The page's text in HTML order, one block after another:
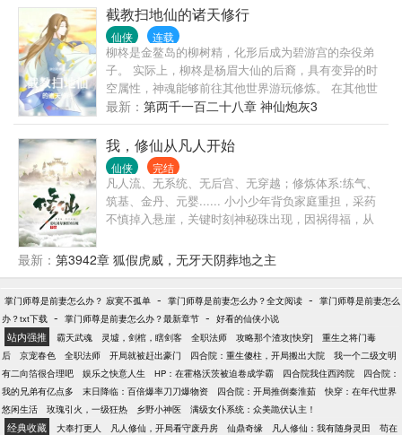
截教扫地仙的诸天修行
仙侠 连载
柳柊是金鳌岛的柳树精，化形后成为碧游宫的杂役弟
子。 实际上，柳柊是杨眉大仙的后裔，具有变异的时
空属性，神魂能够前往其他世界游玩修炼。 在其他世
界，柳柊看到了和的小说电视。 知晓自己所在的世界
的真相后，柳柊开始暗搓搓地搞事了……
最新： 第两千一百二十八章 神仙炮灰3
我，修仙从凡人开始
仙侠 完结
凡人流、无系统、无后宫、无穿越；修炼体系:练气、
筑基、金丹、元婴...... 小小少年背负家庭重担，采药
不慎掉入悬崖，关键时刻神秘珠出现，因祸得福，从
在。
最新： 第3942章 狐假虎威，无牙天阴葬地之主
掌门师尊是前妻怎么办？ 寂寞不孤单 - 掌门师尊是前妻怎么办？全文阅读 - 掌门师尊是前妻怎么
办？txt下载 - 掌门师尊是前妻怎么办？最新章节 - 好看的仙侠小说
站内强推 霸天武魂 灵墟，剑棺，瞎剑客 全职法师 攻略那个渣攻[快穿]
重生之将门毒
后
京宠春色 全职法师 开局就被赶出豪门 四合院：重生傻柱，开局搬出大院
我一个二级文明
有二向箔很合理吧
娱乐之快意人生 HP：在霍格沃茨被迫卷成学霸 四合院我住西跨院
四合院：
我的兄弟有亿点多
末日降临：百倍爆率刀刀爆物资 四合院：开局推倒秦淮茹
快穿：在年代世界
悠闲生活
玫瑰引火，一级狂热 乡野小神医 满级女仆系统：众美跪伏认主！
经典收藏 大奉打更人 凡人修仙，开局看守废丹房 仙鼎奇缘 凡人修仙：我有随身灵田
苟在